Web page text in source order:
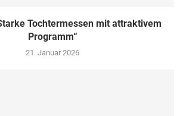
Tochtermessen mit attraktivem
Programm“
21. Januar 2026